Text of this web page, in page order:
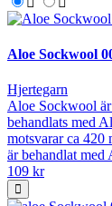
Aloe Sockwool
Hjertegarn
Aloe Sockwool
behandlats med
motsvarar ca
är behandlat
109 kr